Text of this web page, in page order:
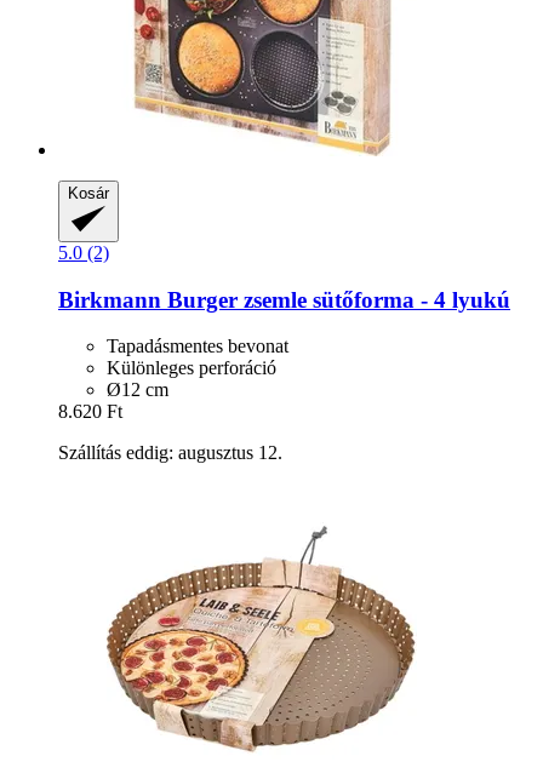
Kosár
5.0 (2)
Birkmann Burger zsemle sütőforma -​ 4 lyukú
Tapadásmentes bevonat
Különleges perforáció
Ø12 cm
8.620 Ft
Szállítás eddig: augusztus 12.